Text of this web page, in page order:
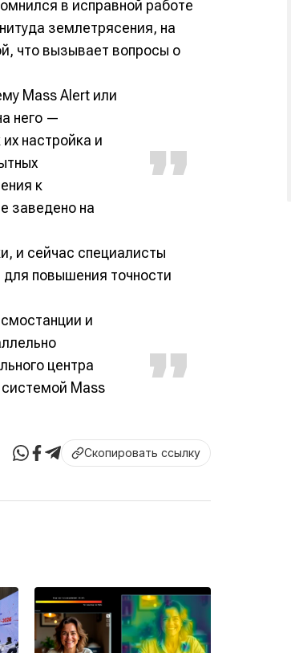
в исправной работе
землетрясения, на
что вызывает вопросы о
Mass Alert или
него —
настройка и
к
заведено на
и сейчас специалисты
повышения точности
и
центра
Mass
Скопировать ссылку